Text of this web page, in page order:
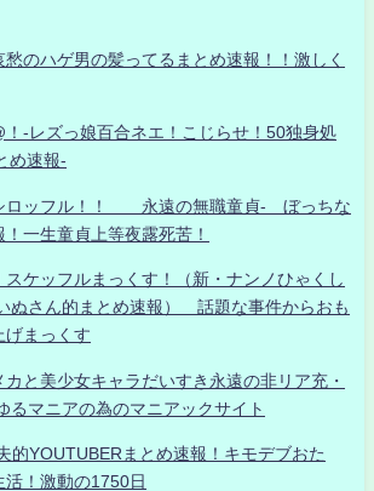
のハゲ男の髪ってるまとめ速報！！激しく
！-レズっ娘百合ネエ！こじらせ！50独身処
め速報-
ロッフル！！ 永遠の無職童貞- ぼっちな
一生童貞上等夜露死苦！
スケッフルまっくす！（新・ナンノひゃくし
ぬさん的まとめ速報） 話題な事件からおも
げまっくす
と美少女キャラだいすき永遠の非リア充・
るマニアの為のマニアックサイト
的YOUTUBERまとめ速報！キモデブおた
活！激動の1750日